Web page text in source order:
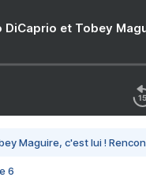
DiCaprio et Tobey
Maguire, c'est lui !
6